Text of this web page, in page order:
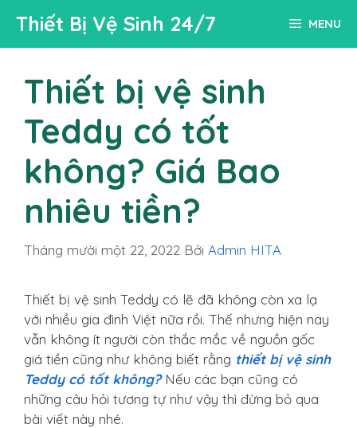
đến
nội
Thiết Bị Vệ Sinh 24/7 MENU
Thiết bị vệ sinh
Teddy có tốt
không? Giá Bao
nhiêu tiền?
Tháng mười một 22, 2022 Bởi Admin HITA
Thiết bị vệ sinh Teddy có lẽ đã không còn xa lạ
với nhiều gia đình Việt nữa rồi. Thế nhưng hiện nay
vẫn không ít người còn thắc mắc về nguồn gốc
giá tiền cũng như không biết rằng thiết bị vệ sinh
Teddy có tốt không?Nếu các bạn cũng có
những câu hỏi tương tự như vậy thì đừng bỏ qua
bài viết này nhé.